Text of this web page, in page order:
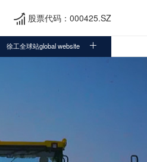
 股票代码：000425.SZ
徐工全球站global website 